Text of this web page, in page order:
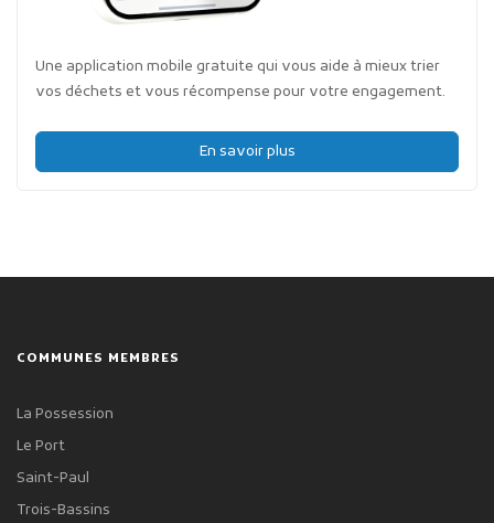
Une application mobile gratuite qui vous aide à mieux trier
vos déchets et vous récompense pour votre engagement.
En savoir plus
COMMUNES MEMBRES
La Possession
Le Port
Saint-Paul
Trois-Bassins